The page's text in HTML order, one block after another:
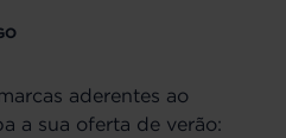
aderentes ao
a sua oferta de verão: